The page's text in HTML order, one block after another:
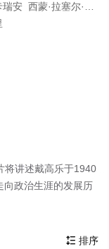
弗洛里安·莱西耶 伯努瓦·马吉梅尔 马修·卡索维茨
将讲述戴高乐于1940
向政治生涯的发展历
 排序